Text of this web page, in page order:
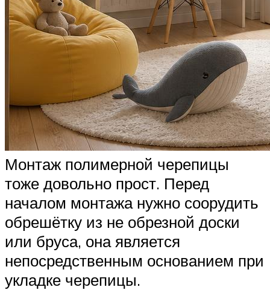
Монтаж полимерной черепицы
тоже довольно прост. Перед
началом монтажа нужно соорудить
обрешётку из не обрезной доски
или бруса, она является
непосредственным основанием при
укладке черепицы.